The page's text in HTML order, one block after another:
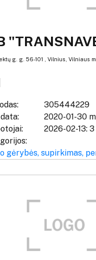
g. g. 56-101 , Vilnius, Vilniaus m.
305444229
data:
2020-01-30
2026-02-13:
gėrybės, supirkimas,